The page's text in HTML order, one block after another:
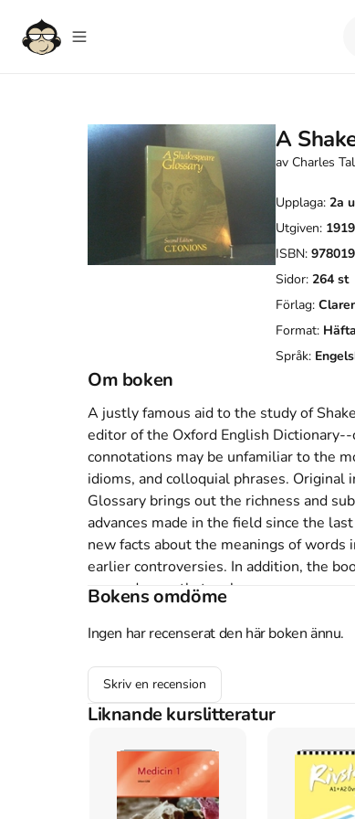
A
av Charles
Upplaga: 2a
Utgiven: 1919
ISBN:
Sidor: 264 st
Förlag:
Format:
Språk:
Om boken
A justly famous aid to the study of
editor of the Oxford English
connotations may be unfamiliar to the
idioms, and colloquial phrases.
Glossary brings out the richness and
advances made in the field since the
new facts about the meanings of
earlier controversies. In addition, the
concordances that make ever
scholars, playgoers and readers of
Åtkomstkoder och digitalt tilläggsmaterial
Mer om A Shakespeare Glossary (1919)
I januari 1919 släpptes boken A
Bokens omdöme
Ingen har recenserat den här boken ännu.
Skriv en recension
Liknande kurslitteratur